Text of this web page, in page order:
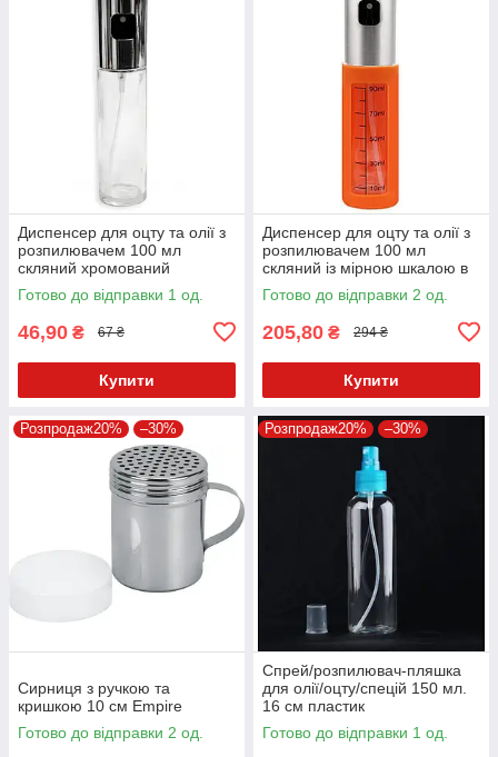
Диспенсер для оцту та олії з
розпилювачем 100 мл
скляний хромований
Готово до відправки 1 од.
46,90 ₴ 67 ₴
Купити
Диспенсер для оцту та олії з
розпилювачем 100 мл
скляний із мірною шкалою в
чохлі
Готово до відправки 2 од.
205,80 ₴ 294 ₴
Купити
Розпродаж20% –30%
Сирниця з ручкою та
кришкою 10 см Empire
Готово до відправки 2 од.
Розпродаж20% –30%
Спрей/розпилювач-пляшка
для олії/оцту/спецій 150 мл.
16 см пластик
Готово до відправки 1 од.